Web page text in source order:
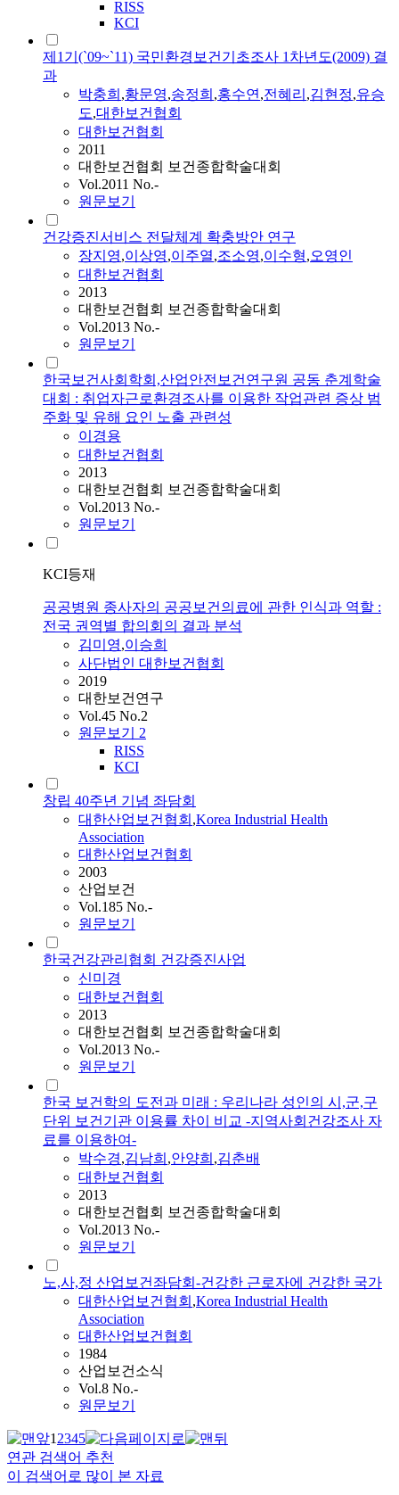
RISS
KCI
제1기(`09~`11) 국민환경보건기초조사 1차년도(2009) 결
과
박충희 ,황문영,송정희 ,홍수연,전혜리 ,김현정,유승
도,대한보건협회
대한보건협회
2011
대한보건협회 보건종합학술대회
Vol.2011 No.-
원문보기
건강증진서비스 전달체계 확충방안 연구
장지영,이상영,이주열,조소영,이수형,오영인
대한보건협회
2013
대한보건협회 보건종합학술대회
Vol.2013 No.-
원문보기
한국보건사회학회,산업안전보건연구원 공동 춘계학술
대회 : 취업자근로환경조사를 이용한 작업관련 증상 범
주화 및 유해 요인 노출 관련성
이경용
대한보건협회
2013
대한보건협회 보건종합학술대회
Vol.2013 No.-
원문보기
KCI등재
공공병원 종사자의 공공보건의료에 관한 인식과 역할 :
전국 권역별 합의회의 결과 분석
김미영,이승희
사단법인 대한보건협회
2019
대한보건연구
Vol.45 No.2
원문보기 2
RISS
KCI
창립 40주년 기념 좌담회
대한산업보건협회 ,Korea Industrial Health
Association
대한산업보건협회
2003
산업보건
Vol.185 No.-
원문보기
한국건강관리협회 건강증진사업
신미경
대한보건협회
2013
대한보건협회 보건종합학술대회
Vol.2013 No.-
원문보기
한국 보건학의 도전과 미래 : 우리나라 성인의 시,군,구
단위 보건기관 이용률 차이 비교 -지역사회건강조사 자
료를 이용하여-
박수경,김남희 ,안양희 ,김춘배
대한보건협회
2013
대한보건협회 보건종합학술대회
Vol.2013 No.-
원문보기
노,사,정 산업보건좌담회-건강한 근로자에 건강한 국가
대한산업보건협회 ,Korea Industrial Health
Association
대한산업보건협회
1984
산업보건소식
Vol.8 No.-
원문보기
12345
연관 검색어 추천
이 검색어로 많이 본 자료